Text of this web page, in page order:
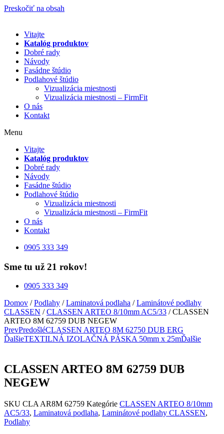
Preskočiť na obsah
Vitajte
Katalóg produktov
Dobré rady
Návody
Fasádne štúdio
Podlahové štúdio
Vizualizácia miestnosti
Vizualizácia miestnosti – FirmFit
O nás
Kontakt
Menu
Vitajte
Katalóg produktov
Dobré rady
Návody
Fasádne štúdio
Podlahové štúdio
Vizualizácia miestnosti
Vizualizácia miestnosti – FirmFit
O nás
Kontakt
0905 333 349
Sme tu už 21 rokov!
0905 333 349
Domov /Podlahy /Laminatová podlaha /Laminátové podlahy
CLASSEN /CLASSEN ARTEO 8/10mm AC5/33 / CLASSEN
ARTEO 8M 62759 DUB NEGEW
PrevPredošléCLASSEN ARTEO 8M 62750 DUB ERG
ĎalšieTEXTILNÁ IZOLAČNÁ PÁSKA 50mm x 25mĎalšie
CLASSEN ARTEO 8M 62759 DUB
NEGEW
SKU CLA AR8M 62759 Kategórie CLASSEN ARTEO 8/10mm
AC5/33, Laminatová podlaha, Laminátové podlahy CLASSEN,
Podlahy